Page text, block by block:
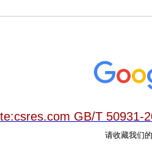
GB/T 50931-
请收藏我们